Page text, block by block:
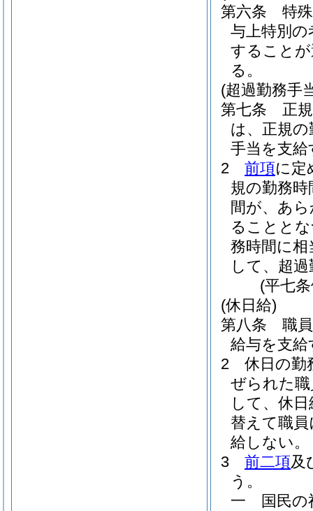
第六条
特
与上特別
すること
る。
(超過勤務手
第七条
正
は、正規
手当を支給
2
前項に定
規の勤務
間が、あ
ることと
務時間に
して、超
(平七
(休日給)
第八条
職
給与を支給
2
休日の勤
ぜられた
して、休
替えて職
給しない。
3
前二項及
う。
一
国民